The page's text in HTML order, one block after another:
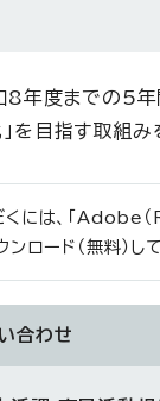
年度までの5年
を目指す取組み
には、「Adobe
ンロード（無料）し
合わせ